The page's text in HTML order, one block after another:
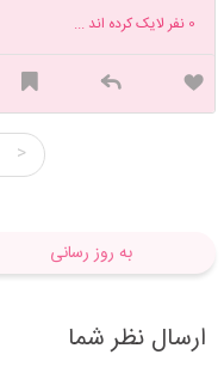
رفتم غربالگري خداروهزاربار
فهمیدم ی دختر کوچولوی ناز
دختر نازمون❤️مامان جان
بغض
شیطونی کردی و منم با
خوردنت رو حس كردم انقد
😍 بابایی هم دستش رو
کرد🥰 ١٦-٠١-٩٩
گفت وزنت ۱۴۸۴
0 نفر لایک کرده اند ...
>
به روز رسانی
ارسال نظر شما